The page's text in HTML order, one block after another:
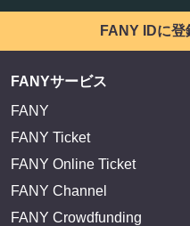
FANY IDに
FANYサービス
FANY
FANY Ticket
FANY Online Ticket
FANY Channel
FANY Crowdfunding